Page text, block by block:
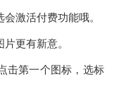
激活付费功能哦。
更有新意。
击第一个图标，选标